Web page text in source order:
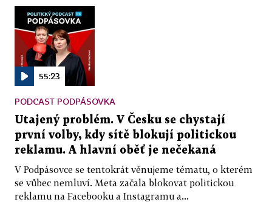
55:23
PODCAST PODPÁSOVKA
Utajený problém. V Česku se chystají
první volby, kdy sítě blokují politickou
reklamu. A hlavní oběť je nečekaná
V Podpásovce se tentokrát věnujeme tématu, o kterém
se vůbec nemluví. Meta začala blokovat politickou
reklamu na Facebooku a Instagramu a...